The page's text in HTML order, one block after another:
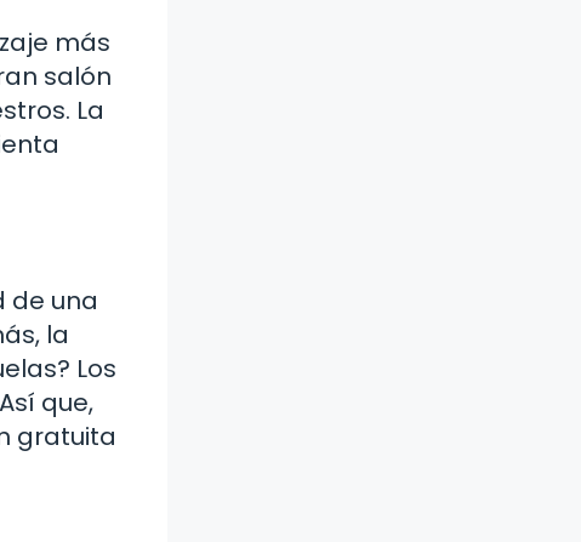
más
salón
La
de una
la
Los
que,
gratuita